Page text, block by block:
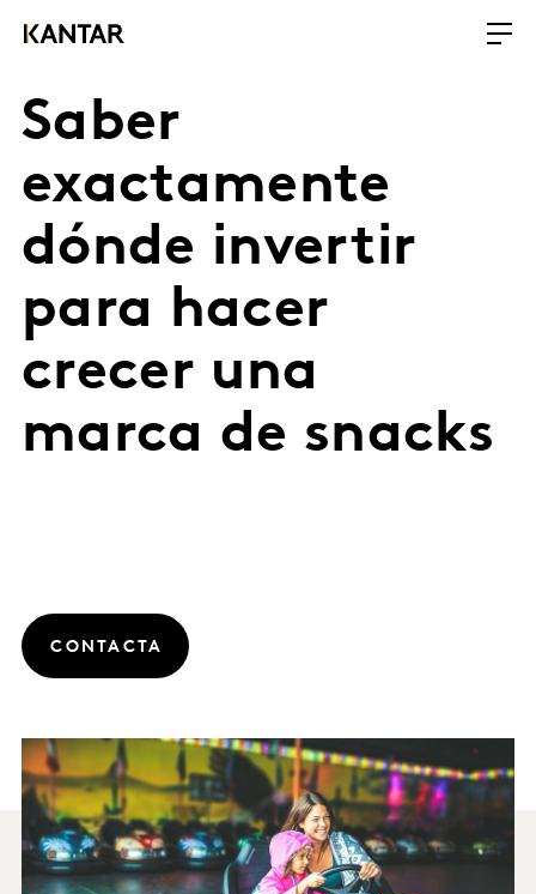
Saber
exactamente
dónde invertir
para hacer
crecer una
marca de snacks
CONTACTA